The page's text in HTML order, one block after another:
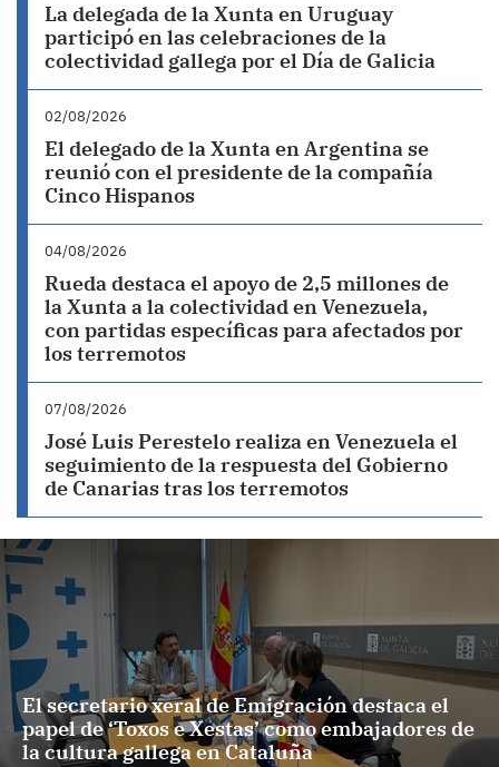
La delegada de la Xunta en Uruguay
participó en las celebraciones de la
colectividad gallega por el Día de Galicia
02/08/2026
El delegado de la Xunta en Argentina se
reunió con el presidente de la compañía
Cinco Hispanos
04/08/2026
Rueda destaca el apoyo de 2,5 millones de
la Xunta a la colectividad en Venezuela,
con partidas específicas para afectados por
los terremotos
07/08/2026
José Luis Perestelo realiza en Venezuela el
seguimiento de la respuesta del Gobierno
de Canarias tras los terremotos
El secretario xeral de Emigración destaca el
papel de ‘Toxos e Xestas’ como embajadores de
la cultura gallega en Cataluña